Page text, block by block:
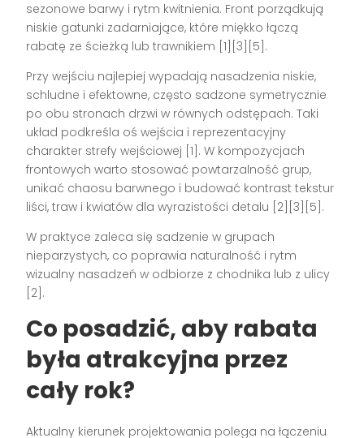
sezonowe barwy i rytm kwitnienia. Front porządkują
niskie gatunki zadarniające, które miękko łączą
rabatę ze ścieżką lub trawnikiem [1][3][5].
Przy wejściu najlepiej wypadają nasadzenia niskie,
schludne i efektowne, często sadzone symetrycznie
po obu stronach drzwi w równych odstępach. Taki
układ podkreśla oś wejścia i reprezentacyjny
charakter strefy wejściowej [1]. W kompozycjach
frontowych warto stosować powtarzalność grup,
unikać chaosu barwnego i budować kontrast tekstur
liści, traw i kwiatów dla wyrazistości detalu [2][3][5].
W praktyce zaleca się sadzenie w grupach
nieparzystych, co poprawia naturalność i rytm
wizualny nasadzeń w odbiorze z chodnika lub z ulicy
[2].
Co posadzić, aby rabata
była atrakcyjna przez
cały rok?
Aktualny kierunek projektowania polega na łączeniu